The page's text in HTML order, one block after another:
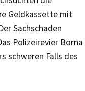
Geldkassette mit
Sachschaden
Polizeirevier Borna
schweren Falls des